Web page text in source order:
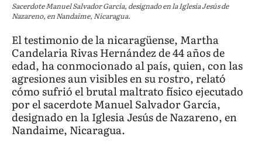
Sacerdote Manuel Salvador García, designado en la Iglesia Jesús de
Nazareno, en Nandaime, Nicaragua.
El testimonio de la nicaragüense, Martha
Candelaria Rivas Hernández de 44 años de
edad, ha conmocionado al país, quien, con las
agresiones aun visibles en su rostro, relató
cómo sufrió el brutal maltrato físico ejecutado
por el sacerdote Manuel Salvador García,
designado en la Iglesia Jesús de Nazareno, en
Nandaime, Nicaragua.